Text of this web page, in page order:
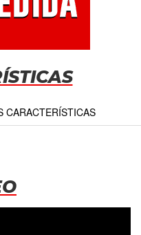
CARACTERÍSTICAS